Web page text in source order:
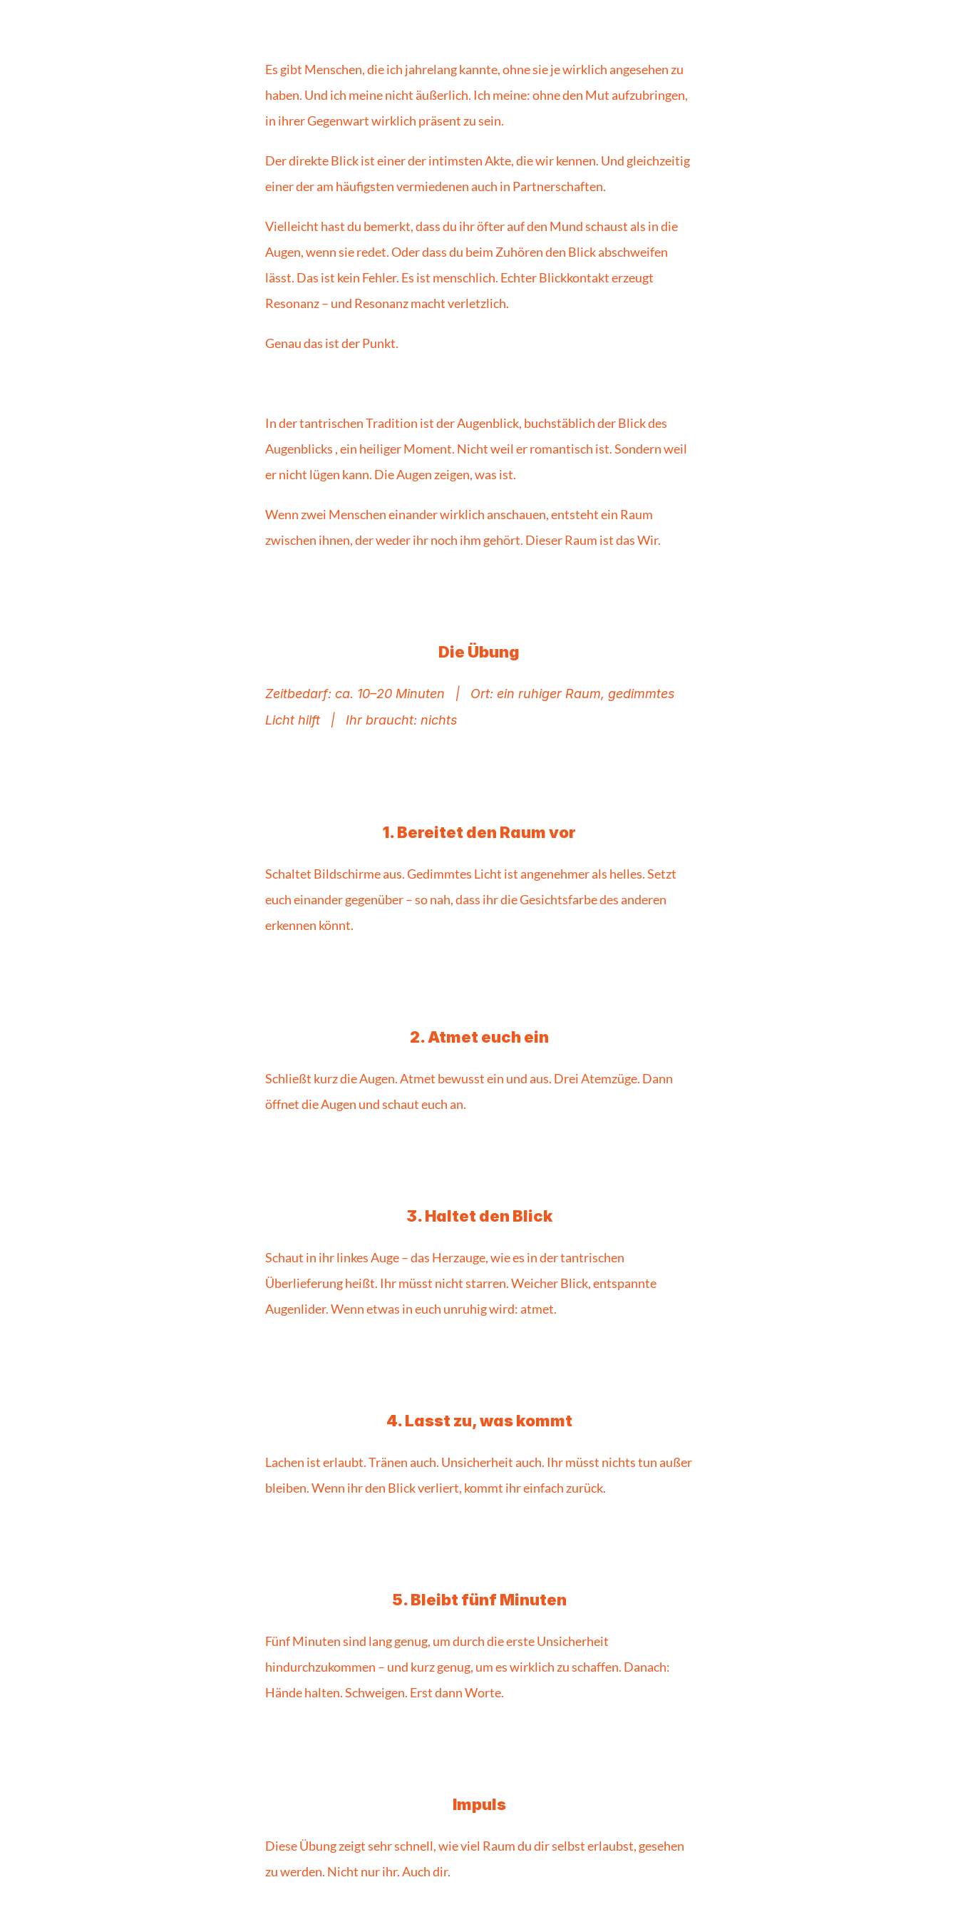
Es gibt Menschen, die ich jahrelang kannte, ohne sie je wirklich angesehen zu
haben. Und ich meine nicht äußerlich. Ich meine: ohne den Mut aufzubringen,
in ihrer Gegenwart wirklich präsent zu sein.
Der direkte Blick ist einer der intimsten Akte, die wir kennen. Und gleichzeitig
einer der am häufigsten vermiedenen auch in Partnerschaften.
Vielleicht hast du bemerkt, dass du ihr öfter auf den Mund schaust als in die
Augen, wenn sie redet. Oder dass du beim Zuhören den Blick abschweifen
lässt. Das ist kein Fehler. Es ist menschlich. Echter Blickkontakt erzeugt
Resonanz – und Resonanz macht verletzlich.
Genau das ist der Punkt.
In der tantrischen Tradition ist der Augenblick, buchstäblich der Blick des
Augenblicks , ein heiliger Moment. Nicht weil er romantisch ist. Sondern weil
er nicht lügen kann. Die Augen zeigen, was ist.
Wenn zwei Menschen einander wirklich anschauen, entsteht ein Raum
zwischen ihnen, der weder ihr noch ihm gehört. Dieser Raum ist das Wir.
Die Übung
Zeitbedarf: ca. 10–20 Minuten   |   Ort: ein ruhiger Raum, gedimmtes
Licht hilft   |   Ihr braucht: nichts
1. Bereitet den Raum vor
Schaltet Bildschirme aus. Gedimmtes Licht ist angenehmer als helles. Setzt
euch einander gegenüber – so nah, dass ihr die Gesichtsfarbe des anderen
erkennen könnt.
2. Atmet euch ein
Schließt kurz die Augen. Atmet bewusst ein und aus. Drei Atemzüge. Dann
öffnet die Augen und schaut euch an.
3. Haltet den Blick
Schaut in ihr linkes Auge – das Herzauge, wie es in der tantrischen
Überlieferung heißt. Ihr müsst nicht starren. Weicher Blick, entspannte
Augenlider. Wenn etwas in euch unruhig wird: atmet.
4. Lasst zu, was kommt
Lachen ist erlaubt. Tränen auch. Unsicherheit auch. Ihr müsst nichts tun außer
bleiben. Wenn ihr den Blick verliert, kommt ihr einfach zurück.
5. Bleibt fünf Minuten
Fünf Minuten sind lang genug, um durch die erste Unsicherheit
hindurchzukommen – und kurz genug, um es wirklich zu schaffen. Danach:
Hände halten. Schweigen. Erst dann Worte.
Impuls
Diese Übung zeigt sehr schnell, wie viel Raum du dir selbst erlaubst, gesehen
zu werden. Nicht nur ihr. Auch dir.